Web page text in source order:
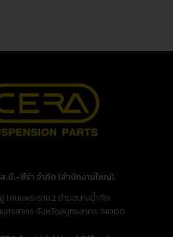
.บี.-ซีร่า จำกัด (สำนักงานใหญ่)
1 ถนนพระราม 2 ตำบลบางน้ำจืด
มุทรสาคร จังหวัดสมุทรสาคร 74000